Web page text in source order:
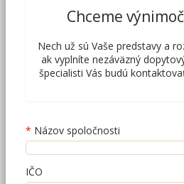
Chceme
Nech už sú Vaše predstavy a
ak vyplníte nezáväzný
špecialisti Vás budú
Názov spoločnosti
IČO